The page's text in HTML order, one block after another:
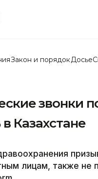
Закон и порядок Досье
звонки
Казахстане
лицам, также не